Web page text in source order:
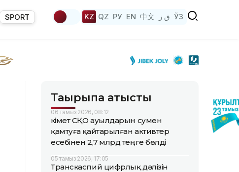
SPORT KZ QZ РУ EN 中文 ق ز ЎЗ
Тақырыпқа қатысты
06 тамыз 2026, 08:12
Үкімет СҚО ауылдарын сумен
қамтуға қайтарылған активтер
есебінен 2,7 млрд теңге бөлді
05 тамыз 2026, 17:05
Транскаспий цифрлық дәлізін